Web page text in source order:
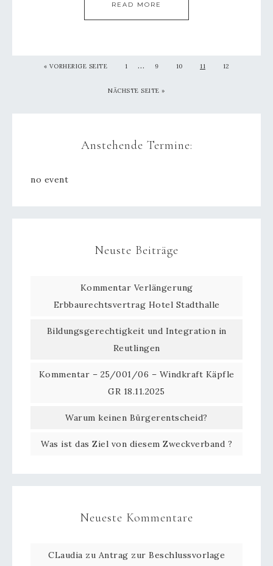
READ MORE
« VORHERIGE SEITE 1 … 9 10 11 12
NÄCHSTE SEITE»
Anstehende Termine:
no event
Neuste Beiträge
Kommentar Verlängerung
Erbbaurechtsvertrag Hotel Stadthalle
Bildungsgerechtigkeit und Integration in
Reutlingen
Kommentar – 25/001/06 – Windkraft Käpfle
GR 18.11.2025
Warum keinen Bürgerentscheid?
Was ist das Ziel von diesem Zweckverband ?
Neueste Kommentare
CLaudia zu Antrag zur Beschlussvorlage